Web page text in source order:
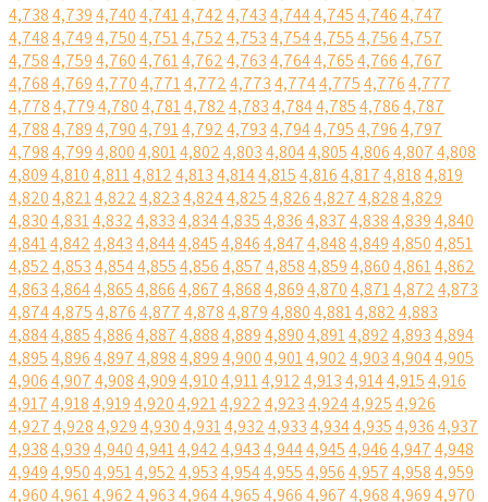
4,7384,7394,7404,7414,7424,7434,7444,7454,7464,747
4,7484,7494,7504,7514,7524,7534,7544,7554,7564,757
4,7584,7594,7604,7614,7624,7634,7644,7654,7664,767
4,7684,7694,7704,7714,7724,7734,7744,7754,7764,777
4,7784,7794,7804,7814,7824,7834,7844,7854,7864,787
4,7884,7894,7904,7914,7924,7934,7944,7954,7964,797
4,7984,7994,8004,8014,8024,8034,8044,8054,8064,8074,808
4,8094,8104,8114,8124,8134,8144,8154,8164,8174,8184,819
4,8204,8214,8224,8234,8244,8254,8264,8274,8284,829
4,8304,8314,8324,8334,8344,8354,8364,8374,8384,8394,840
4,8414,8424,8434,8444,8454,8464,8474,8484,8494,8504,851
4,8524,8534,8544,8554,8564,8574,8584,8594,8604,8614,862
4,8634,8644,8654,8664,8674,8684,8694,8704,8714,8724,873
4,8744,8754,8764,8774,8784,8794,8804,8814,8824,883
4,8844,8854,8864,8874,8884,8894,8904,8914,8924,8934,894
4,8954,8964,8974,8984,8994,9004,9014,9024,9034,9044,905
4,9064,9074,9084,9094,9104,9114,9124,9134,9144,9154,916
4,9174,9184,9194,9204,9214,9224,9234,9244,9254,926
4,9274,9284,9294,9304,9314,9324,9334,9344,9354,9364,937
4,9384,9394,9404,9414,9424,9434,9444,9454,9464,9474,948
4,9494,9504,9514,9524,9534,9544,9554,9564,9574,9584,959
4,9604,9614,9624,9634,9644,9654,9664,9674,9684,9694,970